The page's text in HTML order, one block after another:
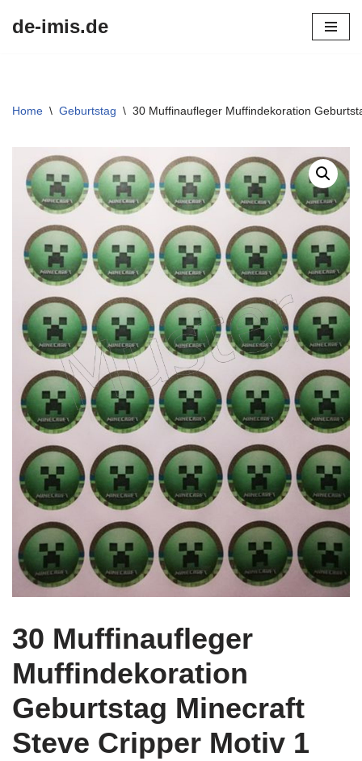
de-imis.de
Home \ Geburtstag \ 30 Muffinaufleger Muffindekoration
30 Muffinaufleger
Muffindekoration
Geburtstag Minecraft
Steve Cripper Motiv 1